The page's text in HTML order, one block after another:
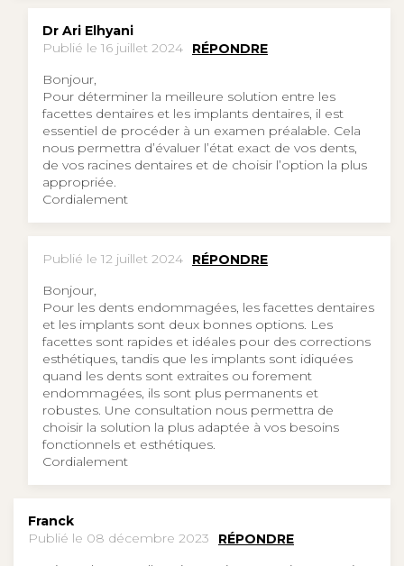
Dr Ari Elhyani
Publié le 16 juillet 2024
RÉPONDRE
Bonjour,
Pour déterminer la meilleure solution entre les
facettes dentaires et les implants dentaires, il est
essentiel de procéder à un examen préalable. Cela
nous permettra d’évaluer l’état exact de vos dents,
de vos racines dentaires et de choisir l’option la plus
appropriée.
Cordialement
Publié le 12 juillet 2024
RÉPONDRE
Bonjour,
Pour les dents endommagées, les facettes dentaires
et les implants sont deux bonnes options. Les
facettes sont rapides et idéales pour des corrections
esthétiques, tandis que les implants sont idiquées
quand les dents sont extraites ou forement
endommagées, ils sont plus permanents et
robustes. Une consultation nous permettra de
choisir la solution la plus adaptée à vos besoins
fonctionnels et esthétiques.
Cordialement
Franck
Publié le 08 décembre 2023
RÉPONDRE